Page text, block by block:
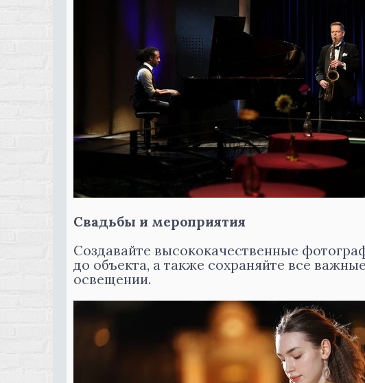
Свадьбы и мероприятия
Создавайте высококачественные
до объекта, а также сохраняйте все
освещении.